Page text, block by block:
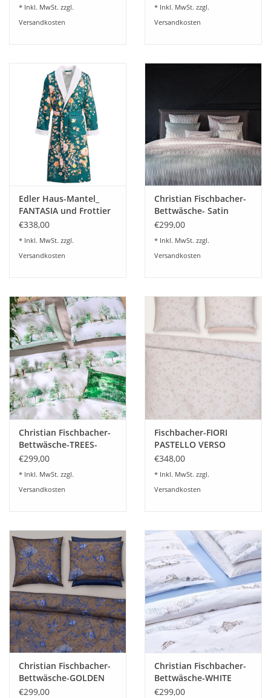
Verarbeitung Standard:
Kissen mit Kuvertverschluß, Bezug
mit Knopfverschluß.
Die passenden Uni Kissenbezüge können gerne dazu bestellt
werden.
Sondergrößen können gerne nach Wunsch angefertigt
werden,Sondermacharten sind möglich !
Gerne beraten wir Sie dazu
07322-919376
* Inkl. MwSt. zzgl.
Versandkosten
* Inkl. MwSt. zzgl.
Versandkosten
Edler Haus-Mantel_
FANTASIA und Frottier
€338,00
* Inkl. MwSt. zzgl.
Versandkosten
Christian Fischbacher-
Bettwäsche- Satin
RHYTHM
€299,00
* Inkl. MwSt. zzgl.
Versandkosten
Christian Fischbacher-
Bettwäsche-TREES-
schweizer Satin
€299,00
* Inkl. MwSt. zzgl.
Versandkosten
Fischbacher-FIORI
PASTELLO VERSO
muschelrosa gewebt
€348,00
* Inkl. MwSt. zzgl.
Versandkosten
Christian Fischbacher-
Bettwäsche-GOLDEN
GARDEN-schweizer
€299,00
Christian Fischbacher-
Bettwäsche-WHITE
SEASON-schweizer
€299,00